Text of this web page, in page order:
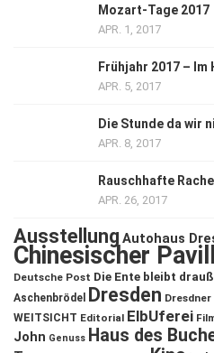
Mozart-Tage 2017
APR. 1, 2017
Frühjahr 2017 –
APR. 5, 2017
Die Stunde da wir
APR. 8, 2017
Rauschhafte
APR. 26, 2017
Ausstellung Autohaus
Chinesischer
Deutsche Post Die Ente bleibt
Aschenbrödel
Dresden
WEITSICHT Editorial ElbUferei
John Genuss Haus des